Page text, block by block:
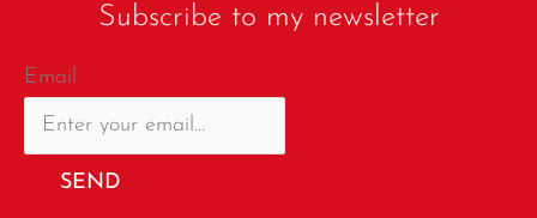
Subscribe to my newsletter
Email
SEND